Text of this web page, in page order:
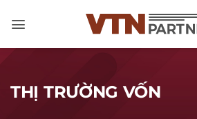
THỊ TRƯỜNG VỐN